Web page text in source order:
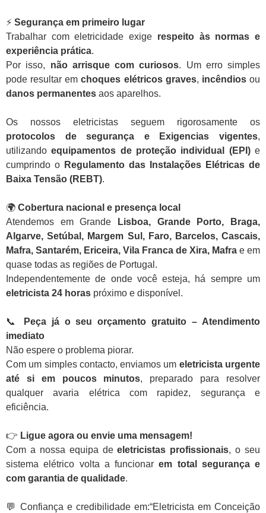
⚡ Segurança em primeiro lugar
Trabalhar com eletricidade exige respeito às normas e
experiência prática.
Por isso, não arrisque com curiosos. Um erro simples
pode resultar emchoques elétricos graves, incêndiosou
danos permanentes aos aparelhos.
Os nossos eletricistas seguem rigorosamente os
protocolos de segurança e Exigencias vigentes,
utilizandoequipamentos de proteção individual (EPI)e
cumprindo o Regulamento das Instalações Elétricas de
Baixa Tensão (REBT).
🌍 Cobertura nacional e presença local
Atendemos em Grande
Lisboa, Grande Porto, Braga,
Algarve, Setúbal, Margem Sul, Faro, Barcelos, Cascais,
Mafra, Santarém, Ericeira, Vila Franca de Xira, Mafra e em
quase todas as regiões de Portugal.
Independentemente de onde você esteja, há sempre um
eletricista 24 horas próximo e disponível.
📞
Peça já o seu orçamento gratuito – Atendimento
imediato
Não espere o problema piorar.
Com um simples contacto, enviamos um eletricista urgente
até si em poucos minutos, preparado para resolver
qualquer avaria elétrica com rapidez, segurança e
eficiência.
👉 Ligue agora ou envie uma mensagem!
Com a nossa equipa deeletricistas profissionais, o seu
sistema elétrico volta a funcionarem total segurança e
com garantia de qualidade.
💬 Confiança e credibilidade em:“Eletricista em Conceição